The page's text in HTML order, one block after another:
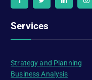
Services
Strategy and Planning
Business Analysis